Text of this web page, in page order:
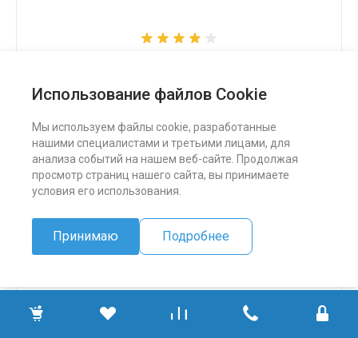
Использование файлов Cookie
Мы используем файлы cookie, разработанные
нашими специалистами и третьими лицами, для
анализа событий на нашем веб-сайте. Продолжая
просмотр страниц нашего сайта, вы принимаете
условия его использования.
Принимаю Подробнее
324 500 ₽
ПОДРОБНЕЕ